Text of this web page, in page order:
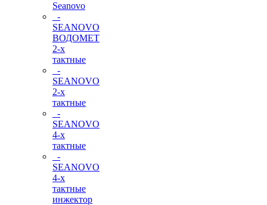
Seanovo
-
SEANOVO
ВОДОМЕТ
2-х
тактные
-
SEANOVO
2-х
тактные
-
SEANOVO
4-х
тактные
-
SEANOVO
4-х
тактные
инжектор